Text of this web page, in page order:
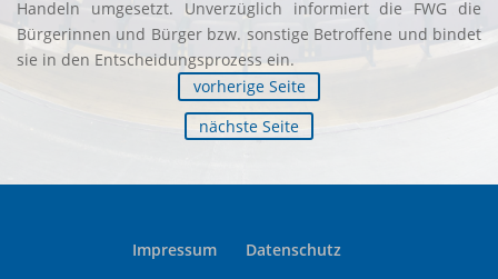
Handeln umgesetzt. Unverzüglich informiert die FWG die
Bürgerinnen und Bürger bzw. sonstige Betroffene und bindet
sie in den Entscheidungsprozess ein.
vorherige Seite
nächste Seite
Impressum Datenschutz